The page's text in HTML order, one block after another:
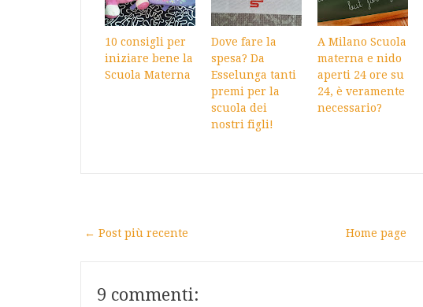
10 consigli per
iniziare bene la
Scuola Materna
Dove fare la
spesa? Da
Esselunga tanti
premi per la
scuola dei
nostri figli!
A Milano Scuola
materna e nido
aperti 24 ore su
24, è veramente
necessario?
← Post più recente Home page
9 commenti: